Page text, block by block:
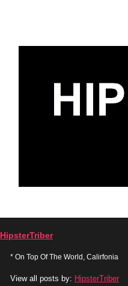
HipsterTriber
* On Top Of The World, Calirfonia
View all posts by: HipsterTriber